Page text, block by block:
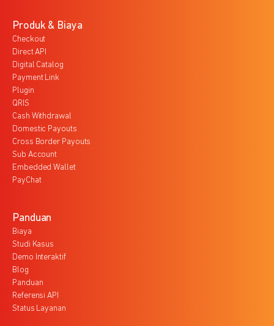
Produk & Biaya
Checkout
Direct API
Digital Catalog
Payment Link
Plugin
QRIS
Cash Withdrawal
Domestic Payouts
Cross Border Payouts
Sub Account
Embedded Wallet
PayChat
Panduan
Biaya
Studi Kasus
Demo Interaktif
Blog
Panduan
Referensi API
Status Layanan